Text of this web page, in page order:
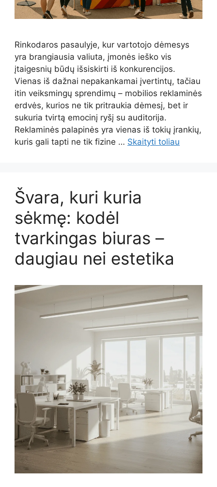
Rinkodaros pasaulyje, kur vartotojo dėmesys
yra brangiausia valiuta, įmonės ieško vis
įtaigesnių būdų išsiskirti iš konkurencijos.
Vienas iš dažnai nepakankamai įvertintų, tačiau
itin veiksmingų sprendimų – mobilios reklaminės
erdvės, kurios ne tik pritraukia dėmesį, bet ir
sukuria tvirtą emocinį ryšį su auditorija.
Reklaminės palapinės yra vienas iš tokių įrankių,
kuris gali tapti ne tik fizine … Skaityti toliau
Švara, kuri kuria
sėkmę: kodėl
tvarkingas biuras –
daugiau nei estetika